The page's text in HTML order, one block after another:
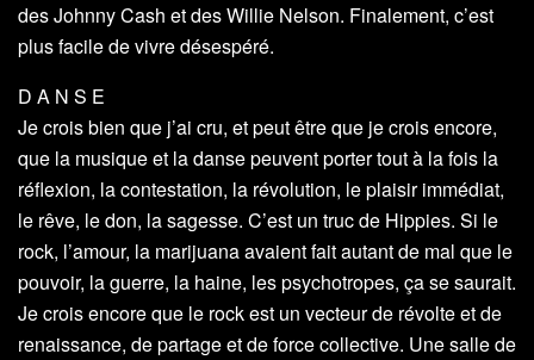
des Johnny Cash et des Willie Nelson. Finalement, c’est
plus facile de vivre désespéré.
D A N S E
Je crois bien que j’ai cru, et peut être que je crois encore,
que la musique et la danse peuvent porter tout à la fois la
réflexion, la contestation, la révolution, le plaisir immédiat,
le rêve, le don, la sagesse. C’est un truc de Hippies. Si le
rock, l’amour, la marijuana avaient fait autant de mal que le
pouvoir, la guerre, la haine, les psychotropes, ça se saurait.
Je crois encore que le rock est un vecteur de révolte et de
renaissance, de partage et de force collective. Une salle de